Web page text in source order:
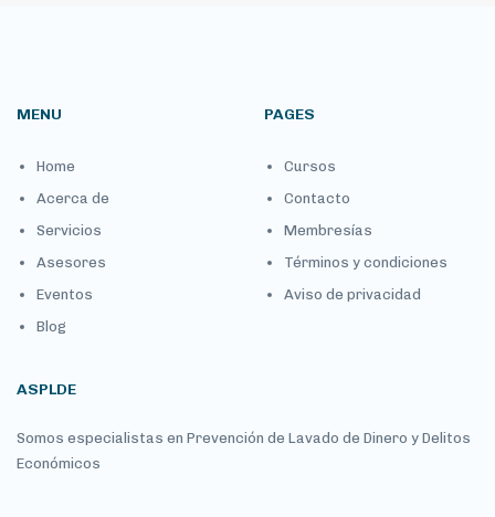
MENU
Home
Acerca de
Servicios
Asesores
Eventos
Blog
PAGES
Cursos
Contacto
Membresías
Términos y condiciones
Aviso de privacidad
ASPLDE
Somos especialistas en Prevención de Lavado de Dinero y Delitos
Económicos